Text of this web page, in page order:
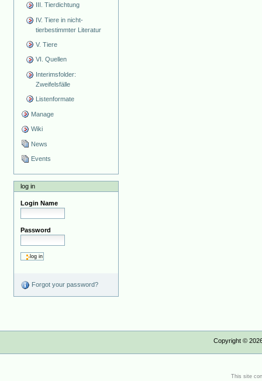
III. Tierdichtung
IV. Tiere in nicht-
tierbestimmter Literatur
V. Tiere
VI. Quellen
Interimsfolder:
Zweifelsfälle
Listenformate
Manage
Wiki
News
Events
log in
Login Name
Password
Forgot your password?
Copyright ©
This site